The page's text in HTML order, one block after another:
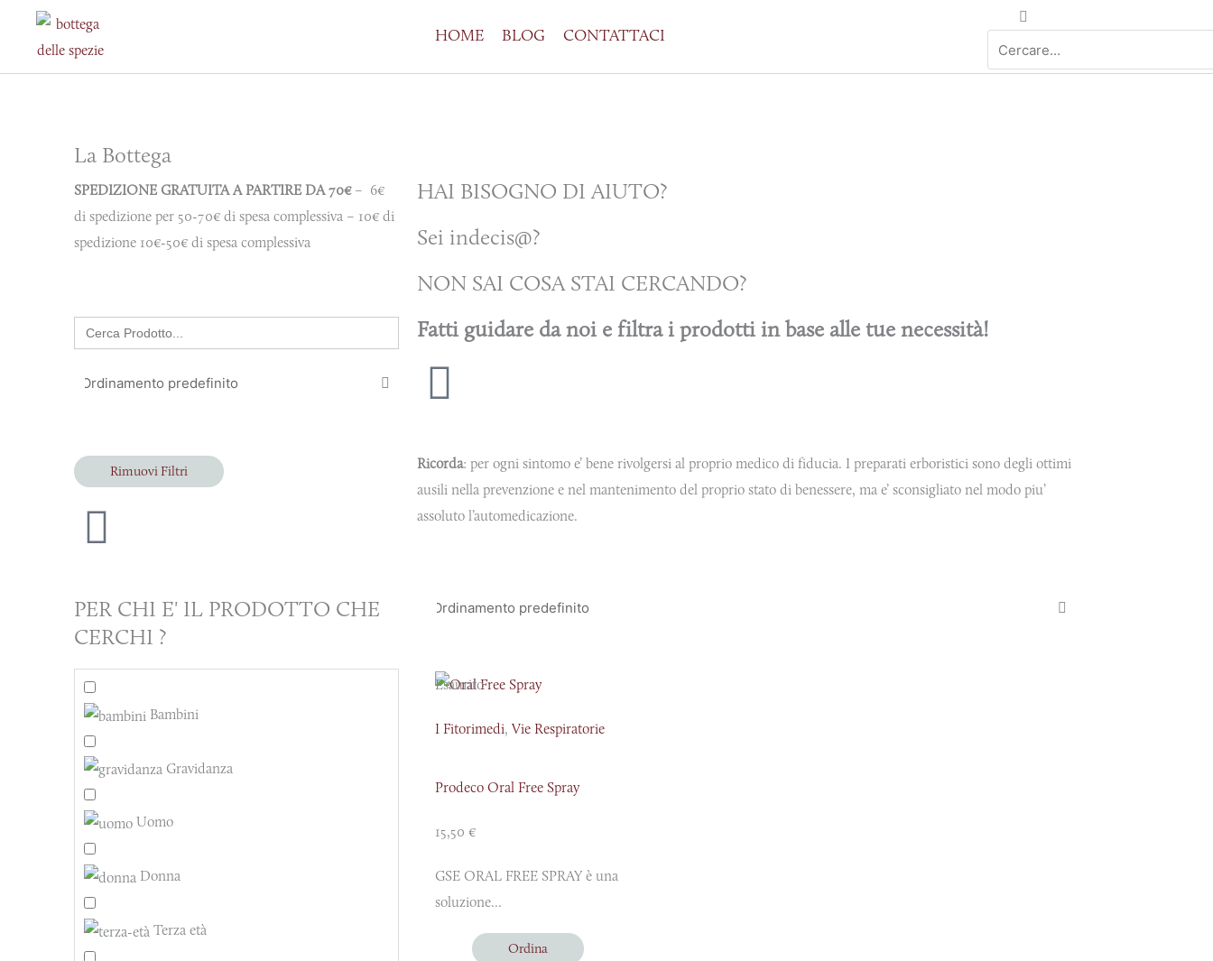
HOME BLOG CONTATTACI
Cerca
La Bottega
SPEDIZIONE GRATUITA A PARTIRE DA 70€– 6€
di spedizione per 50-70€ di spesa complessiva – 10€ di
spedizione 10€-50€ di spesa complessiva
Search
for:
Rimuovi Filtri
PER CHI E' IL PRODOTTO CHE
CERCHI ?
Bambini
Gravidanza
Uomo
Donna
Terza età
HAI BISOGNO DI AIUTO?
Sei indecis@?
NON SAI COSA STAI CERCANDO?
Fatti guidare da noi e filtra i prodotti in base alle tue necessità!
Ricorda: per ogni sintomo e’ bene rivolgersi al proprio medico di fiducia. I preparati erboristici sono degli ottimi
ausili nella prevenzione e nel mantenimento del proprio stato di benessere, ma e’ sconsigliato nel modo piu’
assoluto l’automedicazione.
Esaurito
I Fitorimedi, Vie Respiratorie
Prodeco Oral Free Spray
15,50 €
GSE ORAL FREE SPRAY è una
soluzione...
Ordina